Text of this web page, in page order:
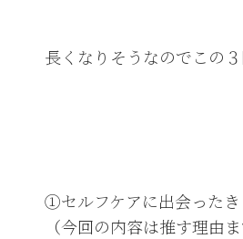
長くなりそうなのでこの３
①セルフケアに出会ったき
（今回の内容は推す理由